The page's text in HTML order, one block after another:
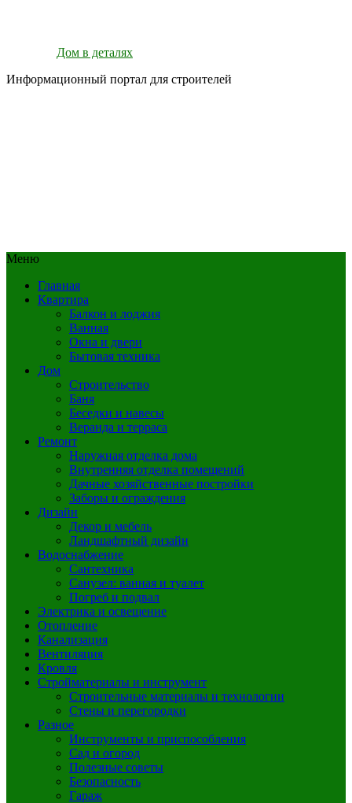
Дом в деталях
Информационный портал для строителей
Меню
Главная
Квартира
Балкон и лоджия
Ванная
Окна и двери
Бытовая техника
Дом
Строительство
Баня
Беседки и навесы
Веранда и терраса
Ремонт
Наружная отделка дома
Внутренняя отделка помещений
Дачные хозяйственные постройки
Заборы и ограждения
Дизайн
Декор и мебель
Ландшафтный дизайн
Водоснабжение
Сантехника
Санузел: ванная и туалет
Погреб и подвал
Электрика и освещение
Отопление
Канализация
Вентиляция
Кровля
Стройматериалы и инструмент
Строительные материалы и технологии
Стены и перегородки
Разное
Инструменты и приспособления
Сад и огород
Полезные советы
Безопасность
Гараж